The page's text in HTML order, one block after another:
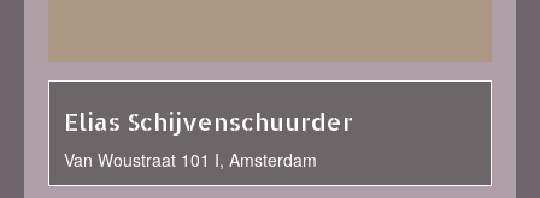
Elias Schijvenschuurder
Van Woustraat 101 I, Amsterdam